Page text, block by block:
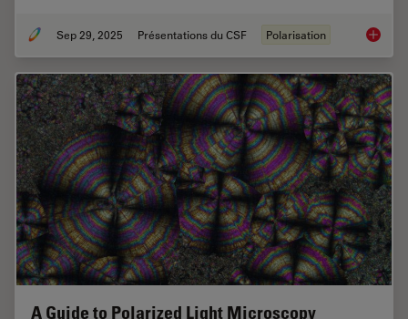
Sep 29, 2025 Présentations du CSF Polarisation
A Guide to Polarized Light Microscopy